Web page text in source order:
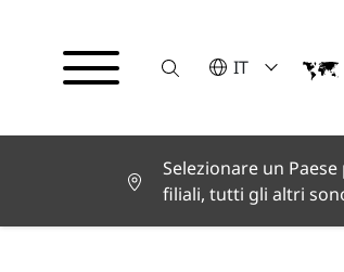
SucheVELEZIONA
IT
English
Español
Français
Italiano
Türkçe
Selezionare un
filiali, tutti gli altri